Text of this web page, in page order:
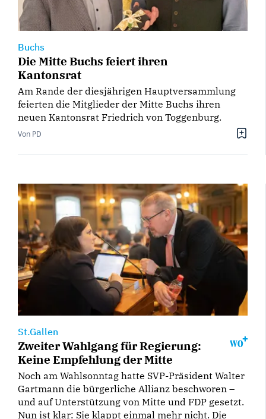
Buchs
Die Mitte Buchs feiert ihren
Kantonsrat
Am Rande der diesjährigen Hauptversammlung
feierten die Mitglieder der Mitte Buchs ihren
neuen Kantonsrat Friedrich von Toggenburg.
Von PD
St.Gallen
Zweiter Wahlgang für Regierung:
Keine Empfehlung der Mitte
Noch am Wahlsonntag hatte SVP-Präsident Walter
Gartmann die bürgerliche Allianz beschworen –
und auf Unterstützung von Mitte und FDP gesetzt.
Nun ist klar: Sie klappt einmal mehr nicht. Die